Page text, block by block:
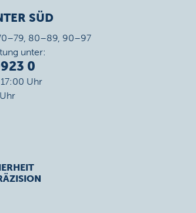
SÜD
80–89, 90–97
unter:
0
Uhr